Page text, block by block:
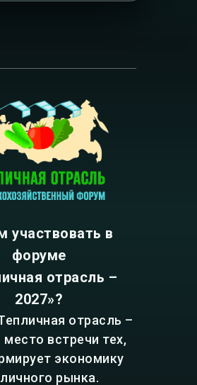
участвовать в
форуме
отрасль –
2027»?
отрасль –
место встречи тех,
экономику
рынка.